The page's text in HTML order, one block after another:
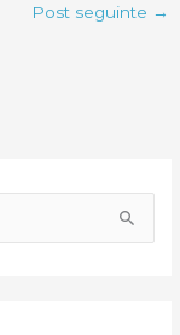
Post seguinte →